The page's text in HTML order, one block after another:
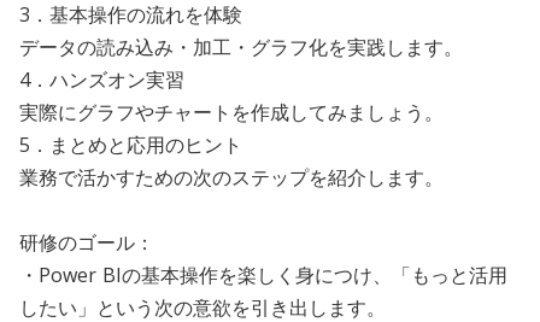
3．基本操作の流れを体験
データの読み込み・加工・グラフ化を実践します。
4．ハンズオン実習
実際にグラフやチャートを作成してみましょう。
5．まとめと応用のヒント
業務で活かすための次のステップを紹介します。
研修のゴール：
・Power BIの基本操作を楽しく身につけ、「もっと活用
したい」という次の意欲を引き出します。